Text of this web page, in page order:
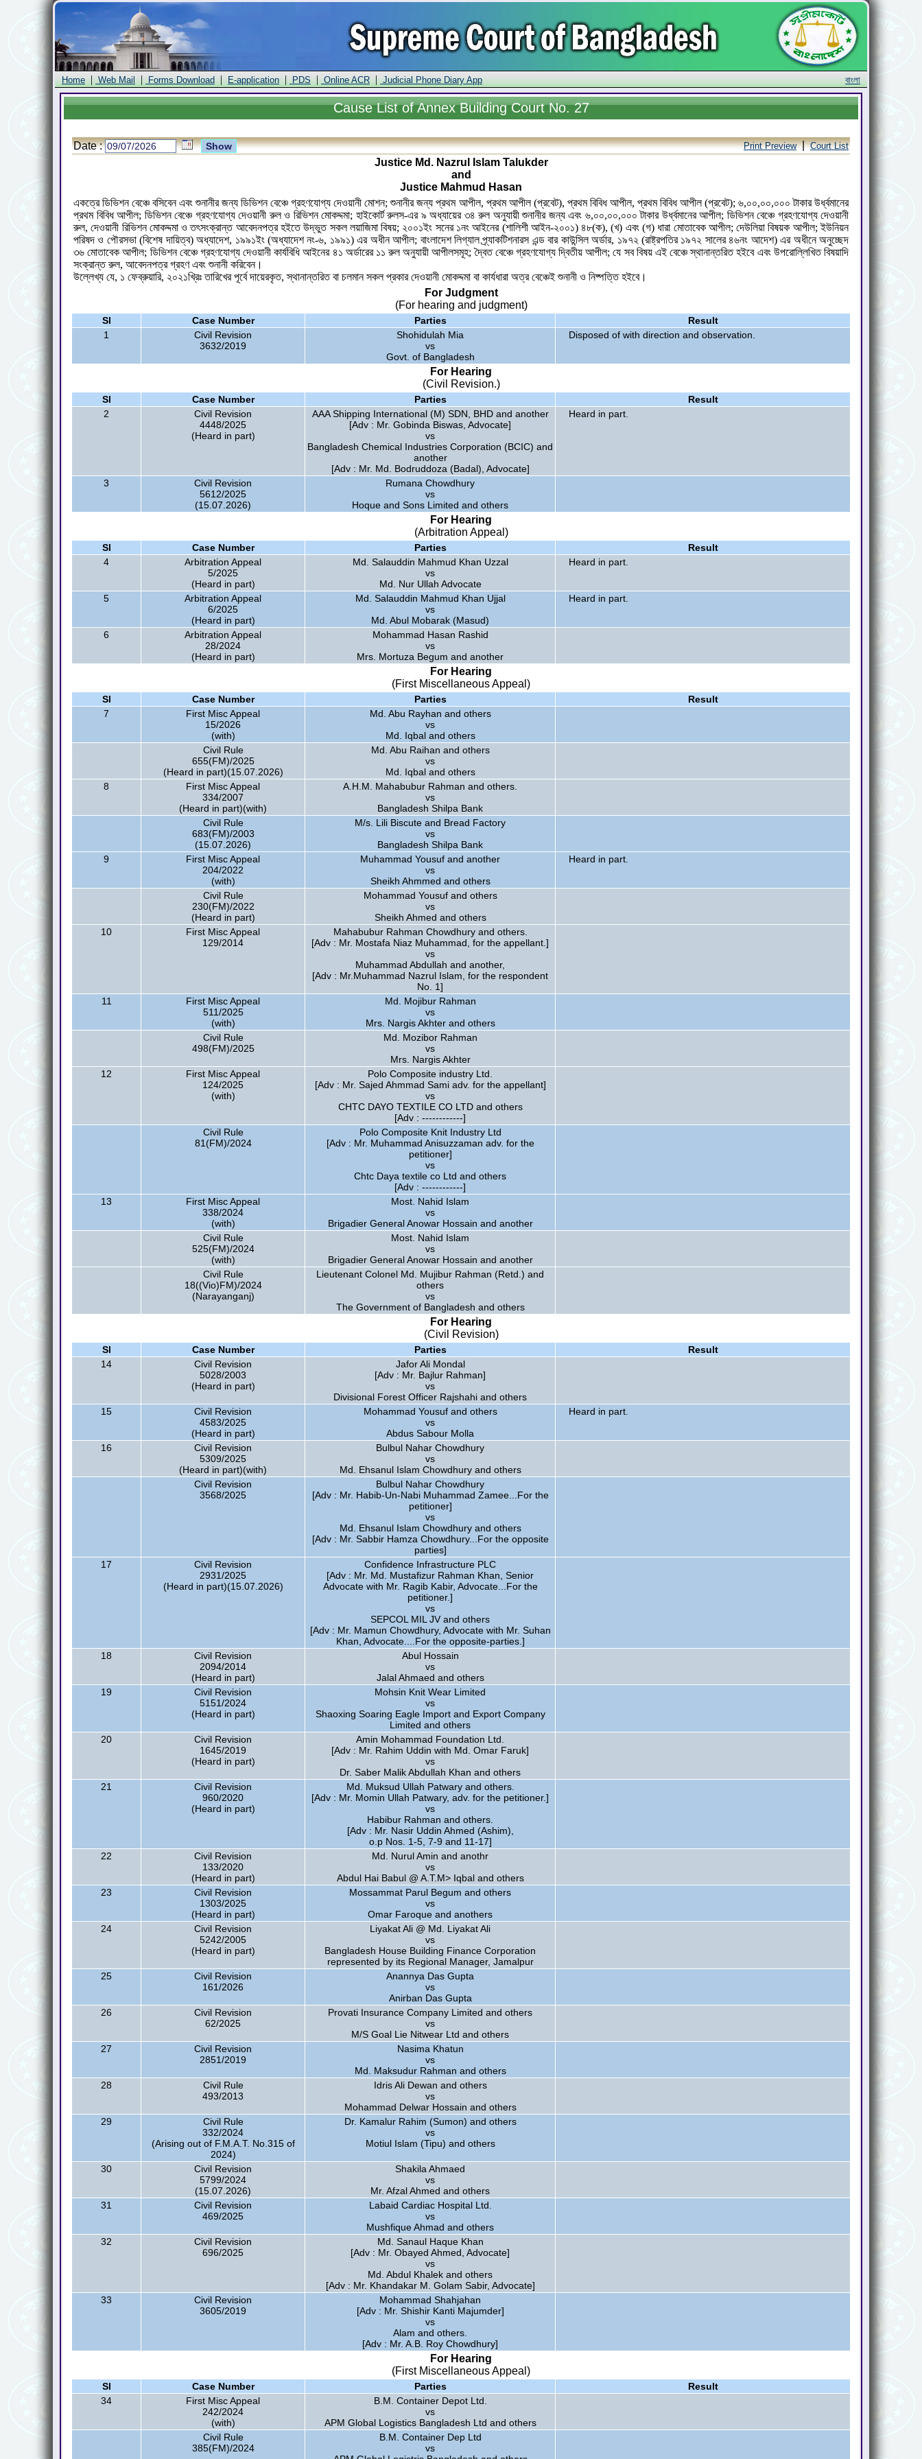
Home | Web Mail | Forms Download | E-application | PDS | Online ACR | Judicial Phone Diary App বাংলা
CauseList of Annex Building Court No. 27
Date : Print Preview|Court List
Justice Md. Nazrul Islam Talukder
and
Justice Mahmud Hasan
একত্রে ডিভিশন বেঞ্চে বসিবেন এবং শুনানীর জন্য ডিভিশন বেঞ্চে গ্রহণযোগ্য দেওয়ানী মোশন; শুনানীর জন্য প্রথম আপীল, প্রথম আপীল (প্রবেট), প্রথম বিবিধ আপীল, প্রথম বিবিধ আপীল (প্রবেট); ৬,০০,০০,০০০ টাকার উর্ধ্বমানের
প্রথম বিবিধ আপীল; ডিভিশন বেঞ্চে গ্রহণযোগ্য দেওয়ানী রুল ও রিভিশন মোকদ্দমা; হাইকোর্ট রুলস-এর ৯ অধ্যায়ের ৩৪ রুল অনুযায়ী শুনানীর জন্য এবং ৬,০০,০০,০০০ টাকার উর্ধ্বমানের আপীল; ডিভিশন বেঞ্চে গ্রহণযোগ্য দেওয়ানী
রুল, দেওয়ানী রিভিশন মোকদ্দমা ও তৎসংক্রান্ত আবেদনপত্র হইতে উদ্ভুত সকল লয়াজিমা বিষয়; ২০০১ইং সনের ১নং আইনের (শালিশী আইন-২০০১) ৪৮(ক), (খ) এবং (গ) ধারা মোতাবেক আপীল; দেউলিয়া বিষয়ক আপীল; ইউনিয়ন
পরিষদ ও পৌরসভা (বিশেষ দায়িত্ব) অধ্যাদেশ, ১৯৯১ইং (অধ্যাদেশ নং-৬, ১৯৯১) এর অধীন আপীল; বাংলাদেশ লিগ্যাল প্র্যাকটিশনারস এন্ড বার কাউন্সিল অর্ডার, ১৯৭২ (রাষ্ট্রপতির ১৯৭২ সালের ৪৬নং আদেশ) এর অধীনে অনুচ্ছেদ
৩৬ মোতাবেক আপীল; ডিভিশন বেঞ্চে গ্রহণযোগ্য দেওয়ানী কার্যবিধি আইনের ৪১ অর্ডারের ১১ রুল অনুযায়ী আপীলসমূহ; দ্বৈত বেঞ্চে গ্রহণযোগ্য দ্বিতীয় আপীল; যে সব বিষয় এই বেঞ্চে স্থানান্তরিত হইবে এবং উপরোল্লিখিত বিষয়াদি
সংক্রান্ত রুল, আবেদনপত্র গ্রহণ এবং শুনানী করিবেন।
উল্লেখ্য যে, ১ ফেব্রুয়ারি, ২০২১খ্রিঃ তারিখের পূর্বে দায়েরকৃত, স্থানান্তরিত বা চলমান সকল প্রকার দেওয়ানী মোকদ্দমা বা কার্যধারা অত্র বেঞ্চেই শুনানী ও নিষ্পত্তি হইবে।
For Judgment
(For hearing and judgment)
Sl Case Number Parties
Result
1
Civil Revision
3632/2019
Shohidulah Mia
vs
Govt. of Bangladesh
Disposed of with direction and observation.
For Hearing
(Civil Revision.)
Sl Case Number Parties
Result
2
Civil Revision
4448/2025
(Heard in part)
AAA Shipping International (M) SDN, BHD and another
[Adv : Mr. Gobinda Biswas, Advocate]
vs
Bangladesh Chemical Industries Corporation (BCIC) and
another
[Adv : Mr. Md. Bodruddoza (Badal), Advocate]
Heard in part.
3
Civil Revision
5612/2025
(15.07.2026)
Rumana Chowdhury
vs
Hoque and Sons Limited and others
For Hearing
(Arbitration Appeal)
Sl Case Number Parties
Result
4
Arbitration Appeal
5/2025
(Heard in part)
Md. Salauddin Mahmud Khan Uzzal
vs
Md. Nur Ullah Advocate
Heard in part.
5
Arbitration Appeal
6/2025
(Heard in part)
Md. Salauddin Mahmud Khan Ujjal
vs
Md. Abul Mobarak (Masud)
Heard in part.
6
Arbitration Appeal
28/2024
(Heard in part)
Mohammad Hasan Rashid
vs
Mrs. Mortuza Begum and another
For Hearing
(First Miscellaneous Appeal)
Sl Case Number Parties
Result
7
First Misc Appeal
15/2026
(with)
Md. Abu Rayhan and others
vs
Md. Iqbal and others
Civil Rule
655(FM)/2025
(Heard in part)(15.07.2026)
Md. Abu Raihan and others
vs
Md. Iqbal and others
8
First Misc Appeal
334/2007
(Heard in part)(with)
A.H.M. Mahabubur Rahman and others.
vs
Bangladesh Shilpa Bank
Civil Rule
683(FM)/2003
(15.07.2026)
M/s. Lili Biscute and Bread Factory
vs
Bangladesh Shilpa Bank
9
First Misc Appeal
204/2022
(with)
Muhammad Yousuf and another
vs
Sheikh Ahmmed and others
Heard in part.
Civil Rule
230(FM)/2022
(Heard in part)
Mohammad Yousuf and others
vs
Sheikh Ahmed and others
10
First Misc Appeal
129/2014
Mahabubur Rahman Chowdhury and others.
[Adv : Mr. Mostafa Niaz Muhammad, for the appellant.]
vs
Muhammad Abdullah and another,
[Adv : Mr.Muhammad Nazrul Islam, for the respondent
No. 1]
11
First Misc Appeal
511/2025
(with)
Md. Mojibur Rahman
vs
Mrs. Nargis Akhter and others
Civil Rule
498(FM)/2025
Md. Mozibor Rahman
vs
Mrs. Nargis Akhter
12
First Misc Appeal
124/2025
(with)
Polo Composite industry Ltd.
[Adv : Mr. Sajed Ahmmad Sami adv. for the appellant]
vs
CHTC DAYO TEXTILE CO LTD and others
[Adv : ------------]
Civil Rule
81(FM)/2024
Polo Composite Knit Industry Ltd
[Adv : Mr. Muhammad Anisuzzaman adv. for the
petitioner]
vs
Chtc Daya textile co Ltd and others
[Adv : ------------]
13
First Misc Appeal
338/2024
(with)
Most. Nahid Islam
vs
Brigadier General Anowar Hossain and another
Civil Rule
525(FM)/2024
(with)
Most. Nahid Islam
vs
Brigadier General Anowar Hossain and another
Civil Rule
18((Vio)FM)/2024
(Narayanganj)
Lieutenant Colonel Md. Mujibur Rahman (Retd.) and
others
vs
The Government of Bangladesh and others
For Hearing
(Civil Revision)
Sl Case Number Parties
Result
14
Civil Revision
5028/2003
(Heard in part)
Jafor Ali Mondal
[Adv : Mr. Bajlur Rahman]
vs
Divisional Forest Officer Rajshahi and others
15
Civil Revision
4583/2025
(Heard in part)
Mohammad Yousuf and others
vs
Abdus Sabour Molla
Heard in part.
16
Civil Revision
5309/2025
(Heard in part)(with)
Bulbul Nahar Chowdhury
vs
Md. Ehsanul Islam Chowdhury and others
Civil Revision
3568/2025
Bulbul Nahar Chowdhury
[Adv : Mr. Habib-Un-Nabi Muhammad Zamee...For the
petitioner]
vs
Md. Ehsanul Islam Chowdhury and others
[Adv : Mr. Sabbir Hamza Chowdhury...For the opposite
parties]
17
Civil Revision
2931/2025
(Heard in part)(15.07.2026)
Confidence Infrastructure PLC
[Adv : Mr. Md. Mustafizur Rahman Khan, Senior
Advocate with Mr. Ragib Kabir, Advocate...For the
petitioner.]
vs
SEPCOL MIL JV and others
[Adv : Mr. Mamun Chowdhury, Advocate with Mr. Suhan
Khan, Advocate....For the opposite-parties.]
18
Civil Revision
2094/2014
(Heard in part)
Abul Hossain
vs
Jalal Ahmaed and others
19
Civil Revision
5151/2024
(Heard in part)
Mohsin Knit Wear Limited
vs
Shaoxing Soaring Eagle Import and Export Company
Limited and others
20
Civil Revision
1645/2019
(Heard in part)
Amin Mohammad Foundation Ltd.
[Adv : Mr. Rahim Uddin with Md. Omar Faruk]
vs
Dr. Saber Malik Abdullah Khan and others
21
Civil Revision
960/2020
(Heard in part)
Md. Muksud Ullah Patwary and others.
[Adv : Mr. Momin Ullah Patwary, adv. for the petitioner.]
vs
Habibur Rahman and others.
[Adv : Mr. Nasir Uddin Ahmed (Ashim),
o.p Nos. 1-5, 7-9 and 11-17]
22
Civil Revision
133/2020
(Heard in part)
Md. Nurul Amin and anothr
vs
Abdul Hai Babul @ A.T.M> Iqbal and others
23
Civil Revision
1303/2025
(Heard in part)
Mossammat Parul Begum and others
vs
Omar Faroque and anothers
24
Civil Revision
5242/2005
(Heard in part)
Liyakat Ali @ Md. Liyakat Ali
vs
Bangladesh House Building Finance Corporation
represented by its Regional Manager, Jamalpur
25
Civil Revision
161/2026
Anannya Das Gupta
vs
Anirban Das Gupta
26
Civil Revision
62/2025
Provati Insurance Company Limited and others
vs
M/S Goal Lie Nitwear Ltd and others
27
Civil Revision
2851/2019
Nasima Khatun
vs
Md. Maksudur Rahman and others
28
Civil Rule
493/2013
Idris Ali Dewan and others
vs
Mohammad Delwar Hossain and others
29
Civil Rule
332/2024
(Arising out of F.M.A.T. No.315 of
2024)
Dr. Kamalur Rahim (Sumon) and others
vs
Motiul Islam (Tipu) and others
30
Civil Revision
5799/2024
(15.07.2026)
Shakila Ahmaed
vs
Mr. Afzal Ahmed and others
31
Civil Revision
469/2025
Labaid Cardiac Hospital Ltd.
vs
Mushfique Ahmad and others
32
Civil Revision
696/2025
Md. Sanaul Haque Khan
[Adv : Mr. Obayed Ahmed, Advocate]
vs
Md. Abdul Khalek and others
[Adv : Mr. Khandakar M. Golam Sabir, Advocate]
33
Civil Revision
3605/2019
Mohammad Shahjahan
[Adv : Mr. Shishir Kanti Majumder]
vs
Alam and others.
[Adv : Mr. A.B. Roy Chowdhury]
For Hearing
(First Miscellaneous Appeal)
Sl Case Number Parties
Result
34
First Misc Appeal
242/2024
(with)
B.M. Container Depot Ltd.
vs
APM Global Logistics Bangladesh Ltd and others
Civil Rule
385(FM)/2024
B.M. Container Dep Ltd
vs